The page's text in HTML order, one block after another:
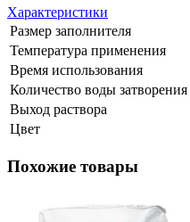
Характеристики
Размер заполнителя
Температура применения
Время использования
Количество воды затворения
Выход раствора
Цвет
Похожие товары